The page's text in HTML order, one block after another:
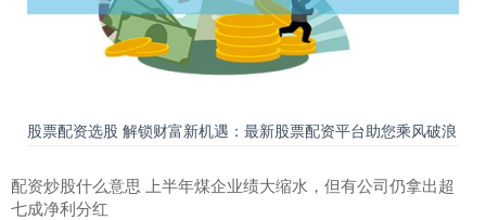
股票配资选股 解锁财富新机遇：最新股票配资平台助您乘风破浪
配资炒股什么意思 上半年煤企业绩大缩水，但有公司仍拿出超
七成净利分红